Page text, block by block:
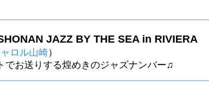
JAZZ BY THE SEA in RIVIERA
ロル山崎）
でお送りする煌めきのジャズナンバー♫